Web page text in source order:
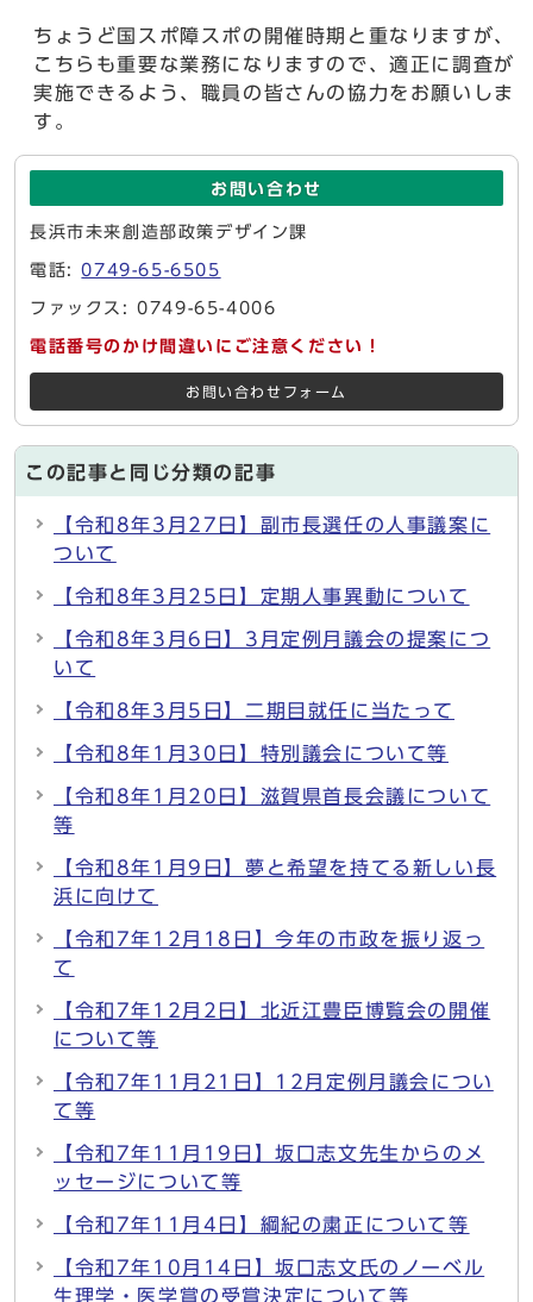
ちょうど国スポ障スポの開催時期と重なりますが、
こちらも重要な業務になりますので、適正に調査が
実施できるよう、職員の皆さんの協力をお願いしま
す。
お問い合わせ
長浜市未来創造部政策デザイン課
電話:0749-65-6505
ファックス: 0749-65-4006
電話番号のかけ間違いにご注意ください！
お問い合わせフォーム
この記事と同じ分類の記事
【令和8年3月27日】副市長選任の人事議案に
ついて
【令和8年3月25日】定期人事異動について
【令和8年3月6日】3月定例月議会の提案につ
いて
【令和8年3月5日】二期目就任に当たって
【令和8年1月30日】特別議会について等
【令和8年1月20日】滋賀県首長会議について
等
【令和8年1月9日】夢と希望を持てる新しい長
浜に向けて
【令和7年12月18日】今年の市政を振り返っ
て
【令和7年12月2日】北近江豊臣博覧会の開催
について等
【令和7年11月21日】12月定例月議会につい
て等
【令和7年11月19日】坂口志文先生からのメ
ッセージについて等
【令和7年11月4日】綱紀の粛正について等
【令和7年10月14日】坂口志文氏のノーベル
生理学・医学賞の受賞決定について等